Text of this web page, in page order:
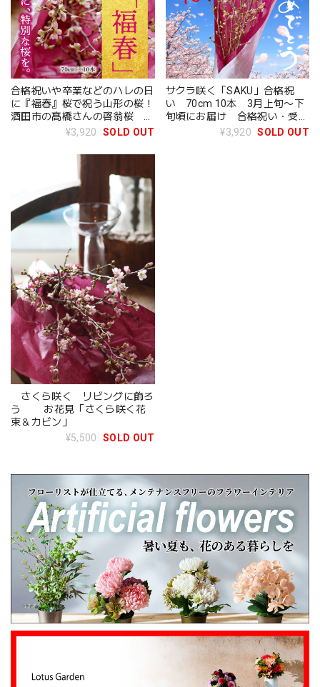
合格祝いや卒業などのハレの日
に『福春』桜で祝う山形の桜！
酒田市の髙橋さんの啓翁桜
70cm 10本 2月中旬～3月下
¥3,920 SOLD OUT
サクラ咲く「SAKU」合格祝
い 70cm 10本 3月上旬〜下
旬頃にお届け 合格祝い・受験
合格・桜ギフト
¥3,920 SOLD OUT
さくら咲く リビングに飾ろ
う お花見「さくら咲く花
束＆カビン」
¥5,500
SOLD OUT